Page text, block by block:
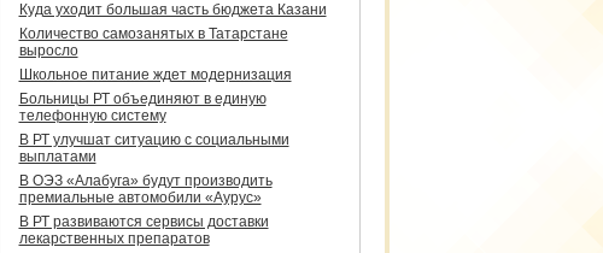
Куда уходит большая часть бюджета Казани
Количество самозанятых в Татарстане
выросло
Школьное питание ждет модернизация
Больницы РТ объединяют в единую
телефонную систему
В РТ улучшат ситуацию с социальными
выплатами
В ОЭЗ «Алабуга» будут производить
премиальные автомобили «Аурус»
В РТ развиваются сервисы доставки
лекарственных препаратов